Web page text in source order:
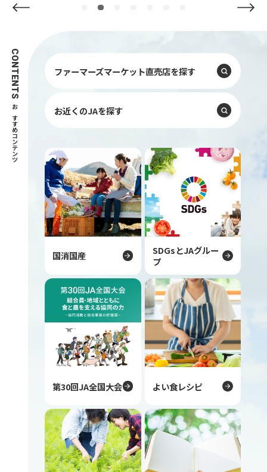
Previous
CONTENTS
おすすめコンテンツ
ファーマーズマーケット直売店を探す
お近くのJAを探す
国消国産
SDGsとJAグルー
プ
第30回JA全国大会 よい食レシピ